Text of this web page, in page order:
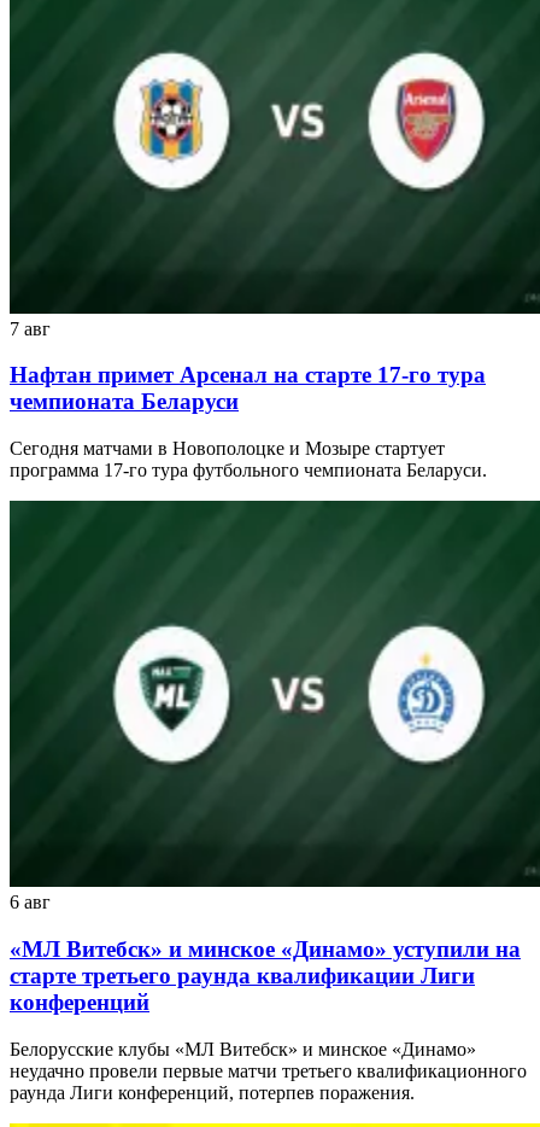
7 авг
Нафтан примет Арсенал на старте 17-го тура
чемпионата Беларуси
Сегодня матчами в Новополоцке и Мозыре стартует
программа 17-го тура футбольного чемпионата Беларуси.
6 авг
«МЛ Витебск» и минское «Динамо» уступили на
старте третьего раунда квалификации Лиги
конференций
Белорусские клубы «МЛ Витебск» и минское «Динамо»
неудачно провели первые матчи третьего квалификационного
раунда Лиги конференций, потерпев поражения.